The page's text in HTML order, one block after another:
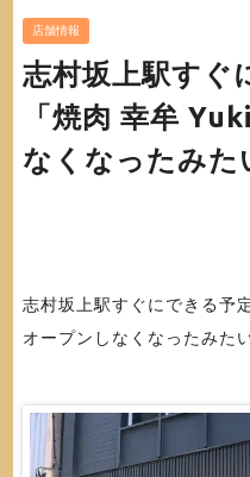
店舗情報
志村坂上駅すぐ
「焼肉 幸牟
なくなったみた
志村坂上駅すぐにできる予
オープンしなくなったみた